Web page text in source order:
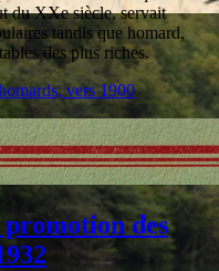
du XXe siècle, servait
tandis que homard,
des plus riches.
vers 1900
des